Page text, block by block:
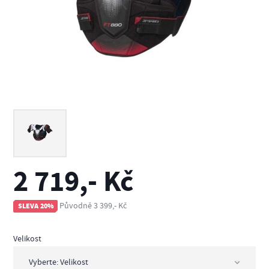
2 719,- Kč
SLEVA 20% Původně 3 399,- Kč
Velikost